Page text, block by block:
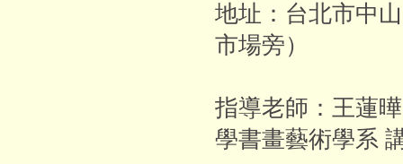
地址：台北市中
市場旁）
指導老師：王蓮
學書畫藝術學系